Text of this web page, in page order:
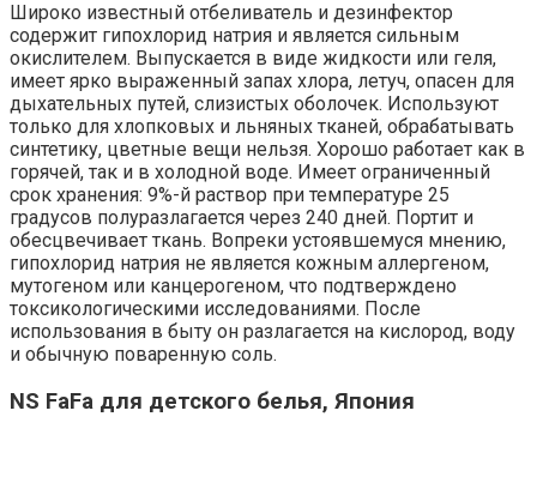
Широко известный отбеливатель и дезинфектор
содержит гипохлорид натрия и является сильным
окислителем. Выпускается в виде жидкости или геля,
имеет ярко выраженный запах хлора, летуч, опасен для
дыхательных путей, слизистых оболочек. Используют
только для хлопковых и льняных тканей, обрабатывать
синтетику, цветные вещи нельзя. Хорошо работает как в
горячей, так и в холодной воде. Имеет ограниченный
срок хранения: 9%-й раствор при температуре 25
градусов полуразлагается через 240 дней. Портит и
обесцвечивает ткань. Вопреки устоявшемуся мнению,
гипохлорид натрия не является кожным аллергеном,
мутогеном или канцерогеном, что подтверждено
токсикологическими исследованиями. После
использования в быту он разлагается на кислород, воду
и обычную поваренную соль.
NS FaFa для детского белья, Япония